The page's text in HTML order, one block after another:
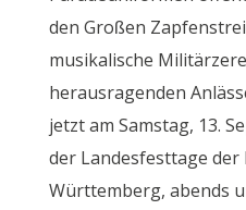
den Großen
musikalische
herausragenden
jetzt am Samstag, 13.
der Landesfesttage der
Württemberg, abends